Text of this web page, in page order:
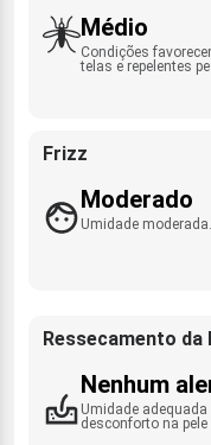
Médio
Condições
telas e repelentes
Frizz
Moderado
Umidade
Ressecamento da
Nenhum
Umidade
desconforto na pele